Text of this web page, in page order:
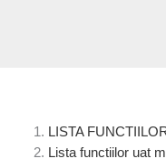
LISTA
Lista functiilor uat